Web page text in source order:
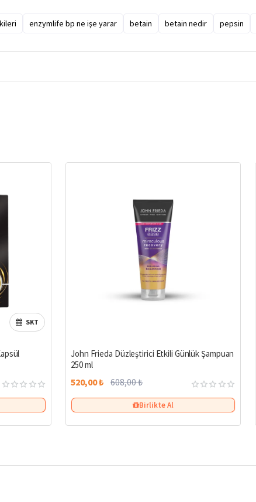
enzymlife bp ne işe yarar betain betain nedir pepsin
SKT
John Frieda Düzleştirici Etkili Günlük Şampuan
250 ml
520,00 ₺ 608,00 ₺
Birlikte Al